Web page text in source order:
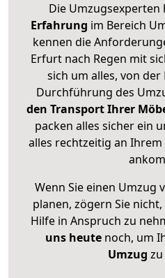
Die Umzugsexperten
Erfahrung im Bereich
kennen die
Erfurt nach Regen mit
sich um alles, von
Durchführung des
den Transport Ihrer
packen alles sicher ein
alles rechtzeitig an
Wenn Sie einen Umzug
planen, zögern Sie
Hilfe in Anspruch zu
uns heutenoch, um
Umzug